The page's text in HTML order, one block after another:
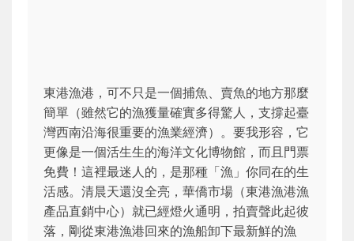
東港漁港，可不只是一個捕魚、賣魚的地方那麼
簡單（雖然它的漁獲量確實多得驚人，支撐起臺
灣西南沿海很重要的漁業經濟）。要我形容，它
更像是一個活生生的海洋文化博物館，而且門票
免費！這裡最迷人的，是那種「漁」你同在的生
活感。清晨天還沒全亮，華僑市場（東港漁港漁
產品直銷中心）就已經燈火通明，拍賣聲此起彼
落，剛從東港漁港回來的漁船卸下最新鮮的漁